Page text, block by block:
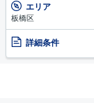
エリア
板橋区
詳細条件